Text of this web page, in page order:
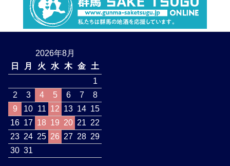
2026年8月
日
月 火 水 木 金
土
1
2
3 4 5 6 7
8
9
10 11 12 13 14 15
16 17 18 19 20 21 22
23 24 25 26 27 28 29
30 31